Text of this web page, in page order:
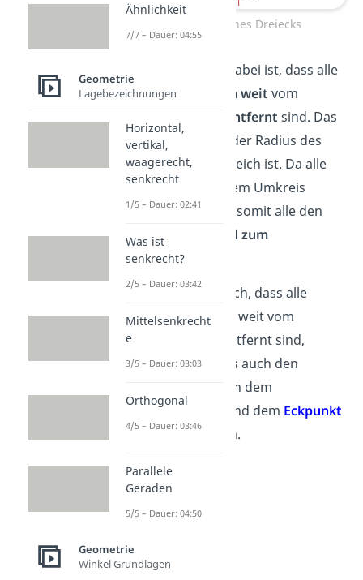
Umkreis eines Dreiecks
Das Besondere dabei ist, dass alle
Eckpunkte
gleich weit vom
Mittelpunkt M entfernt sind. Das
liegt daran, weil der Radius des
Kreises überall gleich ist. Da alle
Eckpunkte
auf dem Umkreis
liegen, haben sie somit alle den
gleichen
Abstand zum
Mittelpunkt M
Übrigens:Dadurch, dass alle
Eckpunkte gleich weit vom
Mittelpunkt M entfernt sind,
kannst alsRadiusauch den
Abstand zwischen dem
Mittelpunkt M
und dem Eckpunkt
BoderCnehmen.
Ähnlichkeit
7/7 – Dauer: 04:55
Geometrie
Lagebezeichnungen
Horizontal,
vertikal,
waagerecht,
senkrecht
1/5 – Dauer: 02:41
Was ist
senkrecht?
2/5 – Dauer: 03:42
Mittelsenkrecht
e
3/5 – Dauer: 03:03
Orthogonal
4/5 – Dauer: 03:46
Parallele
Geraden
5/5 – Dauer: 04:50
Geometrie
Winkel Grundlagen